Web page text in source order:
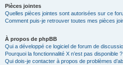
Pièces jointes
Quelles pièces jointes sont autorisées sur ce
Comment puis-je retrouver toutes mes pièces
À propos de phpBB
Qui a développé ce logiciel de forum de
Pourquoi la fonctionnalité X n’est pas disponible ?
Qui dois-je contacter à propos de problèmes